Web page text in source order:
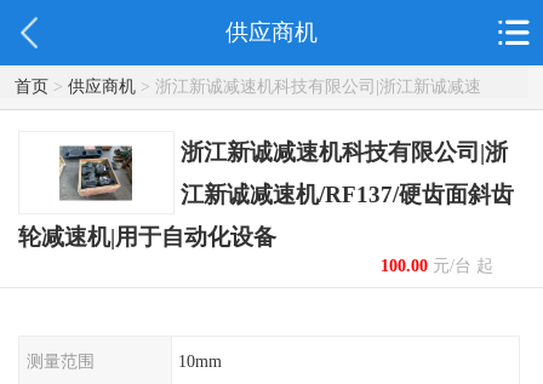
供应商机
首页> 供应商机> 浙江新诚减速机科技有限公司|浙江新诚减速
机/RF137/硬齿面斜齿轮减速机|用于自动化设备
浙江新诚减速机科技有限公司|浙
江新诚减速机/RF137/硬齿面斜齿
轮减速机|用于自动化设备
100.00元/台 起
测量范围 10mm